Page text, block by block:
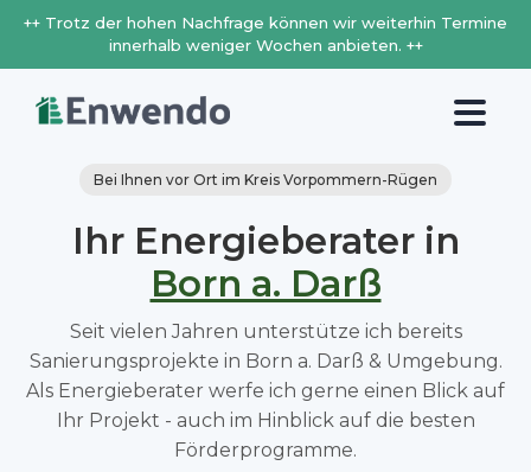
++ Trotz der hohen Nachfrage können wir weiterhin Termine
innerhalb weniger Wochen anbieten. ++
Bei Ihnen vor Ort im Kreis Vorpommern-Rügen
Ihr Energieberater in
Born a. Darß
Seit vielen Jahren unterstütze ich bereits
Sanierungsprojekte in Born a. Darß & Umgebung.
Als Energieberater werfe ich gerne einen Blick auf
Ihr Projekt - auch im Hinblick auf die besten
Förderprogramme.